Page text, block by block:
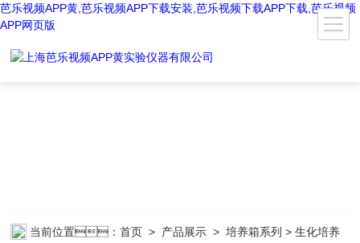
芭乐视频APP黄,芭乐视频APP下载安装,芭乐视频下载APP下载,芭乐视频
APP网页版
当前位置：首页 > 产品展示 >培养箱系列 > 生化培养